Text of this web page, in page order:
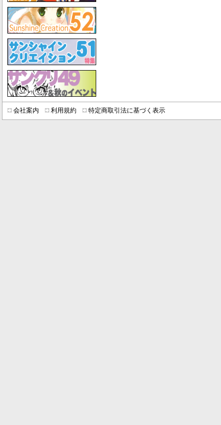
会社案内 利用規約 特定商取引法に基づく表示